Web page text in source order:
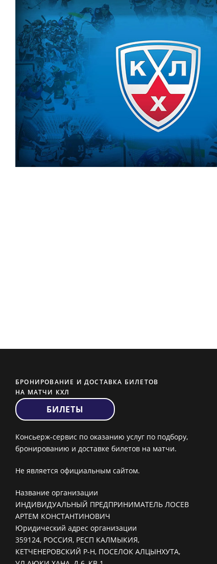
БРОНИРОВАНИЕ И ДОСТАВКА БИЛЕТОВ
НА МАТЧИ КХЛ
БИЛЕТЫ
Консьерж-сервис по оказанию услуг по подбору,
бронированию и доставке билетов на матчи.
Не является официальным сайтом.
Название организации
ИНДИВИДУАЛЬНЫЙ ПРЕДПРИНИМАТЕЛЬ ЛОСЕВ
АРТЕМ КОНСТАНТИНОВИЧ
Юридический адрес организации
359124, РОССИЯ, РЕСП КАЛМЫКИЯ,
КЕТЧЕНЕРОВСКИЙ Р-Н, ПОСЕЛОК АЛЦЫНХУТА,